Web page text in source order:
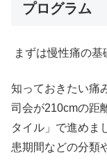
プログラム
まずは慢性痛の基
知っておきたい痛
司会が210cmの距
タイル」で進めま
患期間などの分類